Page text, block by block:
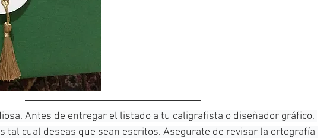
Antes de entregar el listado a tu caligrafista o diseñador gráfico,
tal cual deseas que sean escritos. Asegurate de revisar la ortografía